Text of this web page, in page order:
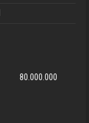
80.000.000